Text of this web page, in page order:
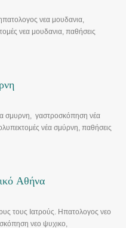
νεα μουδανια,
νεα μουδανια, παθήσεις
σμυρνη, γαστροσκόπηση νέα
νέα σμύρνη, παθήσεις
Αθήνα
τους Ιατρούς. Ηπατολογος νεο
νεο ψυχικο,